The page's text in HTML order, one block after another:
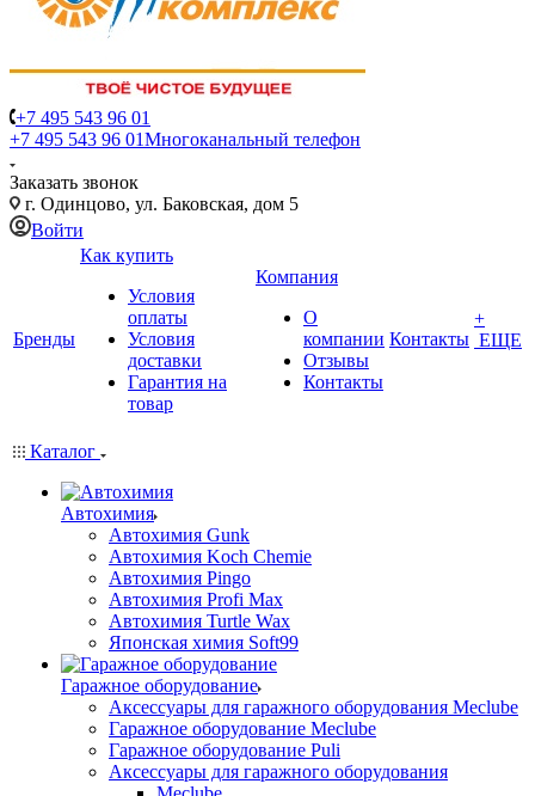
+7 495 543 96 01
+7 495 543 96 01Многоканальный телефон
Заказать звонок
г. Одинцово, ул. Баковская, дом 5
Войти
Бренды
Как купить
Условия
оплаты
Условия
доставки
Гарантия на
товар
Компания
О
компании
Отзывы
Контакты
Контакты
+
ЕЩЕ
Каталог
Автохимия
Автохимия Gunk
Автохимия Koch Chemie
Автохимия Pingo
Автохимия Profi Max
Автохимия Turtle Wax
Японская химия Soft99
Гаражное оборудование
Аксессуары для гаражного оборудования Meclube
Гаражное оборудование Meclube
Гаражное оборудование Puli
Аксессуары для гаражного оборудования